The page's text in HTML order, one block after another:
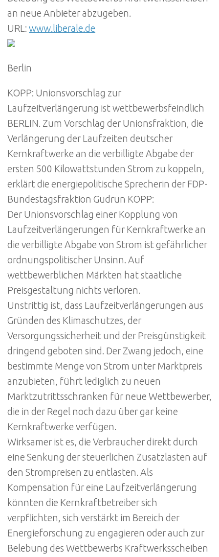
an neue Anbieter abzugeben.
URL: www.liberale.de
Berlin
KOPP: Unionsvorschlag zur
Laufzeitverlängerung ist wettbewerbsfeindlich
BERLIN. Zum Vorschlag der Unionsfraktion, die
Verlängerung der Laufzeiten deutscher
Kernkraftwerke an die verbilligte Abgabe der
ersten 500 Kilowattstunden Strom zu koppeln,
erklärt die energiepolitische Sprecherin der FDP-
Bundestagsfraktion Gudrun KOPP:
Der Unionsvorschlag einer Kopplung von
Laufzeitverlängerungen für Kernkraftwerke an
die verbilligte Abgabe von Strom ist gefährlicher
ordnungspolitischer Unsinn. Auf
wettbewerblichen Märkten hat staatliche
Preisgestaltung nichts verloren.
Unstrittig ist, dass Laufzeitverlängerungen aus
Gründen des Klimaschutzes, der
Versorgungssicherheit und der Preisgünstigkeit
dringend geboten sind. Der Zwang jedoch, eine
bestimmte Menge von Strom unter Marktpreis
anzubieten, führt lediglich zu neuen
Marktzutrittsschranken für neue Wettbewerber,
die in der Regel noch dazu über gar keine
Kernkraftwerke verfügen.
Wirksamer ist es, die Verbraucher direkt durch
eine Senkung der steuerlichen Zusatzlasten auf
den Strompreisen zu entlasten. Als
Kompensation für eine Laufzeitverlängerung
könnten die Kernkraftbetreiber sich
verpflichten, sich verstärkt im Bereich der
Energieforschung zu engagieren oder auch zur
Belebung des Wettbewerbs Kraftwerksscheiben